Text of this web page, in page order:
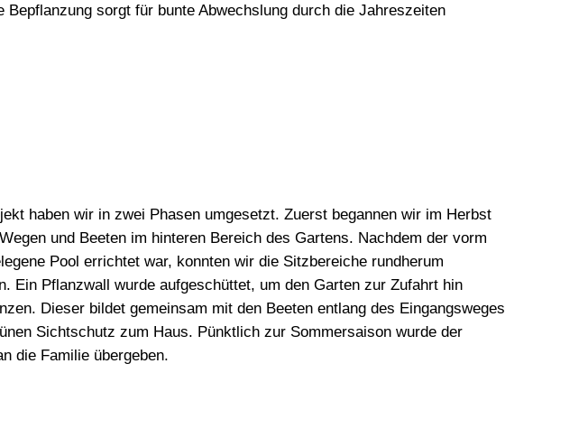
Bepflanzung sorgt für bunte Abwechslung durch die Jahreszeiten
haben wir in zwei Phasen umgesetzt. Zuerst begannen wir im Herbst
und Beeten im hinteren Bereich des Gartens. Nachdem der vorm
Pool errichtet war, konnten wir die Sitzbereiche rundherum
Ein Pflanzwall wurde aufgeschüttet, um den Garten zur Zufahrt hin
Dieser bildet gemeinsam mit den Beeten entlang des Eingangsweges
Sichtschutz zum Haus. Pünktlich zur Sommersaison wurde der
die Familie übergeben.